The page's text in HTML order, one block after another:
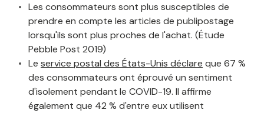
Les consommateurs sont plus susceptibles de
prendre en compte les articles de publipostage
lorsqu'ils sont plus proches de l'achat. (Étude
Pebble Post 2019)
Le service postal des États-Unis déclare que 67 %
des consommateurs ont éprouvé un sentiment
d'isolement pendant le COVID-19. Il affirme
également que 42 % d'entre eux utilisent